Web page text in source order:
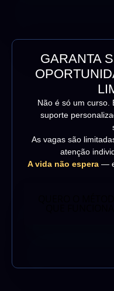
GARANTA
Não é só um curso.
suporte
As vagas são
atenção
A vida não espera —